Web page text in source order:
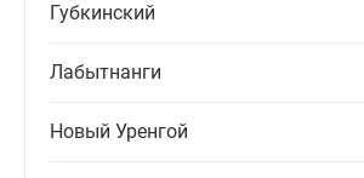
Губкинский
Лабытнанги
Новый Уренгой